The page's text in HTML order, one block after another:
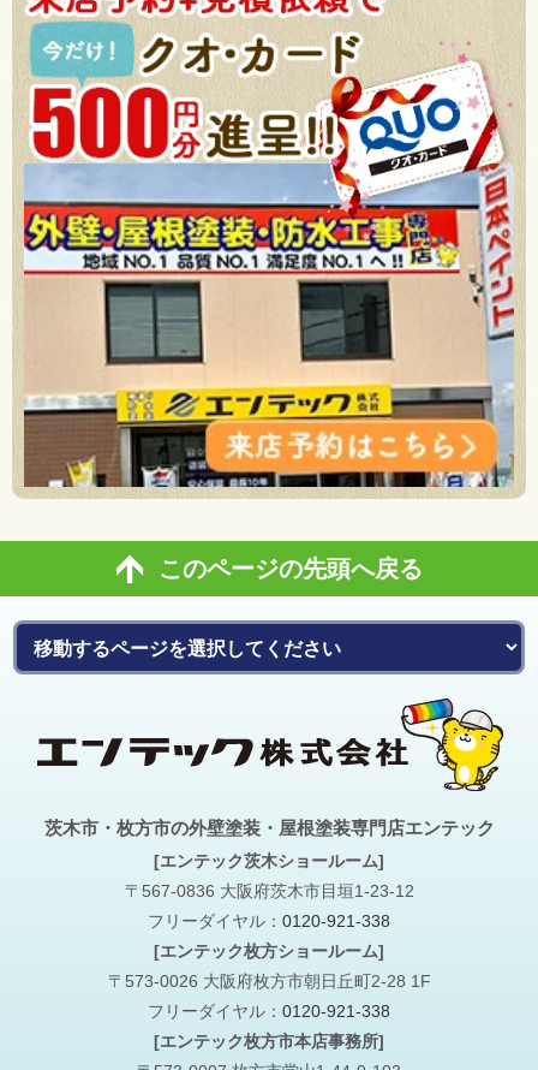
このページの先頭へ戻る
茨木市・枚方市の外壁塗装・屋根塗装専門店エンテック
[エンテック茨木ショールーム]
〒567-0836 大阪府茨木市目垣1-23-12
フリーダイヤル： 0120-921-338
[エンテック枚方ショールーム]
〒573-0026 大阪府枚方市朝日丘町2-28 1F
フリーダイヤル： 0120-921-338
[エンテック枚方市本店事務所]